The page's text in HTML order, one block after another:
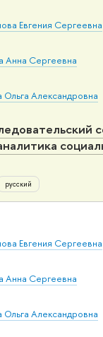
Евгения Сергеевна
Анна Сергеевна
Ольга Александровна
русский
Евгения Сергеевна
Анна Сергеевна
Ольга Александровна